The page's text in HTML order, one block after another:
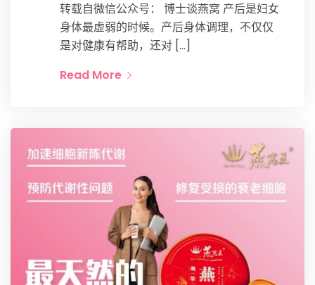
转载自微信公众号： 博士谈燕窝 产后是妇女
身体最虚弱的时候。产后身体调理，不仅仅
是对健康有帮助，还对 […]
Read More